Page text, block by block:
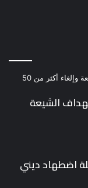
الشيعة
اضطهاد ديني